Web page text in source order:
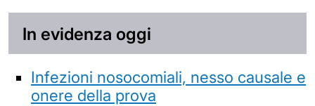
In evidenza oggi
Infezioni nosocomiali, nesso causale e
onere della prova